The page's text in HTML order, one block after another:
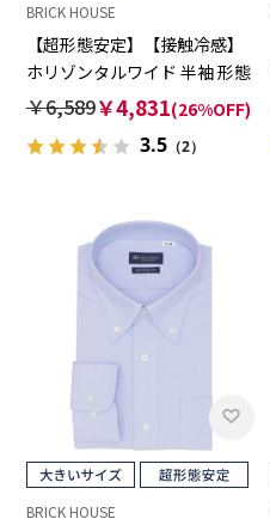
BRICK HOUSE
【超形態安定】【接触冷感】
ホリゾンタルワイド 半袖 形態
安定 綿100% ワイシャツ
￥6,589￥4,831(26%OFF)
3.5（2）
BRICK HOUSE